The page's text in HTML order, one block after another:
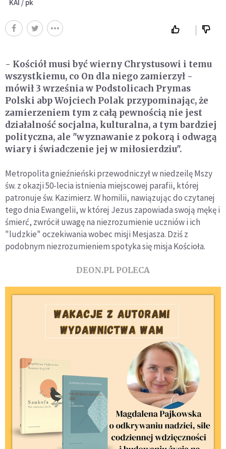
KAI / pk
- Kościół musi być wierny Chrystusowi i temu
wszystkiemu, co On dla niego zamierzył -
mówił 3 września w Podstolicach Prymas
Polski abp Wojciech Polak przypominając, że
zamierzeniem tym z całą pewnością nie jest
działalność socjalna, kulturalna, a tym bardziej
polityczna, ale "wyznawanie z pokorą i odwagą
wiary i świadczenie jej w miłosierdziu".
Metropolita gnieźnieński przewodniczył w niedzeilę Mszy
św. z okazji 50-lecia istnienia miejscowej parafii, której
patronuje św. Kazimierz. W homilii, nawiązując do czytanej
tego dnia Ewangelii, w której Jezus zapowiada swoją mękę i
śmierć, zwrócił uwagę na niezrozumienie uczniów i ich
"ludzkie" oczekiwania wobec misji Mesjasza. Dziś z
podobnym niezrozumieniem spotyka się misja Kościoła.
DEON.PL POLECA